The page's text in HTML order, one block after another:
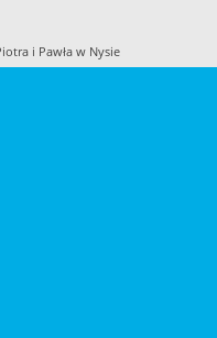
i Pawła w Nysie